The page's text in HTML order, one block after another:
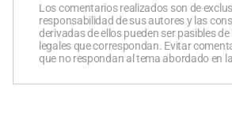
Los comentarios realizados son de
responsabilidad de sus autores y las
derivadas de ellos pueden ser pasibles
legales que correspondan. Evitar
que no respondan al tema abordado en